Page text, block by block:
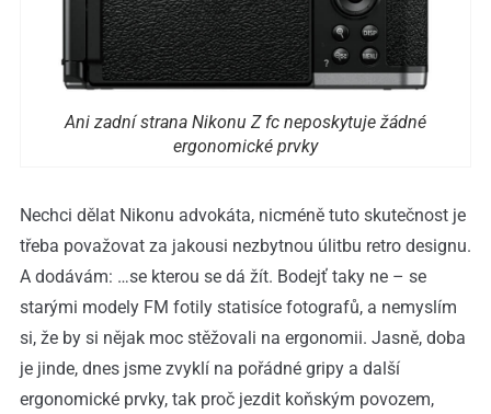
Ani zadní strana Nikonu Z fc neposkytuje žádné
ergonomické prvky
Nechci dělat Nikonu advokáta, nicméně tuto skutečnost je
třeba považovat za jakousi nezbytnou úlitbu retro designu.
A dodávám: …se kterou se dá žít. Bodejť taky ne – se
starými modely FM fotily statisíce fotografů, a nemyslím
si, že by si nějak moc stěžovali na ergonomii. Jasně, doba
je jinde, dnes jsme zvyklí na pořádné gripy a další
ergonomické prvky, tak proč jezdit koňským povozem,